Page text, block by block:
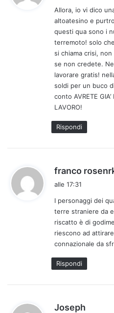
Allora, io vi dico
altoatesino e
questi qua sono i
terremoto! solo
si chiama crisi, non
se non credete.
lavorare gratis!
soldi per un buco
conto AVRETE
LAVORO!
Rispondi
franco
alle 17:31
I personaggi dei
terre straniere da
riscatto è di
riescono ad
connazionale da
Rispondi
Joseph